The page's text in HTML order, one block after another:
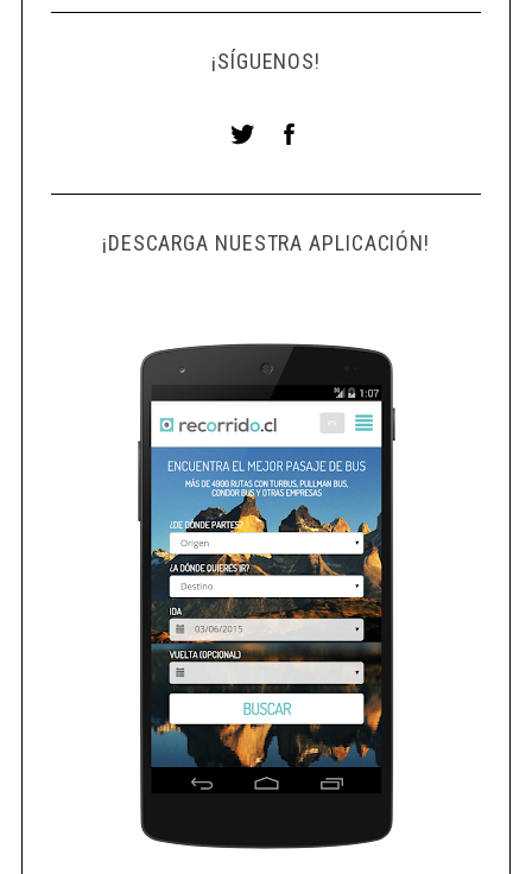
¡SÍGUENOS!
¡DESCARGA NUESTRA APLICACIÓN!